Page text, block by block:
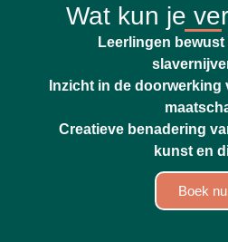
Wat kun je
Leerlingen
Inzicht in de
Creatieve benadering
kunst en
Boek nu